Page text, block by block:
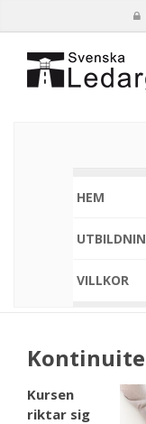
HEM
VILLKOR
Kursen
riktar sig